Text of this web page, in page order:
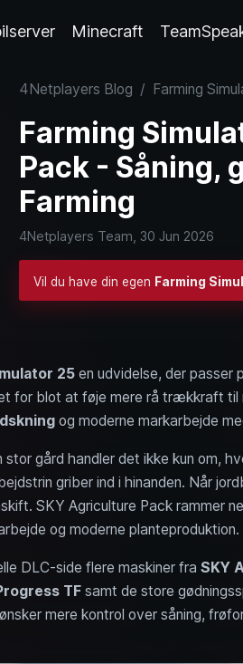
Minecraft
4Netplayers Blog / Farming
Farming
Pack - Såning,
Farming
4Netplayers Team, 30 Jun 2026
Vil du have din egen Farming
25en udvidelse, der passer
for blot at føje mere rå trækkraft til
og moderne markarbejde
gård handler det ikke kun om,
griber ind i hinanden. Når
SKY Agriculture Pack rammer
og moderne planteproduktion.
DLC-side flere maskiner fra SKY
TFsamt de store
mere kontrol over såning,